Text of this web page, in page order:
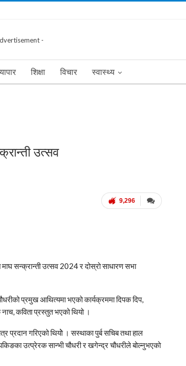
शिक्षा विचार स्वास्थ्य
उत्सव
9,296
सन्क्रान्ती उत्सव 2024 र दोस्रो साधारण सभा
प्रमुख आथित्यमा भएको कार्यक्रममा दिपक दिप,
कविता प्रस्तुत भएको थियो ।
प्रदान गरिएको थियोे । सस्थाका पुर्ब सचिब तथा हाल
उत्प्रेरक सान्भी चौधरी र खगेन्द्र चौधरीले बोल्नुभएको